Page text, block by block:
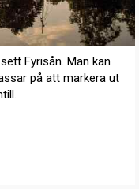
Fyrisån. Man kan
på att markera ut